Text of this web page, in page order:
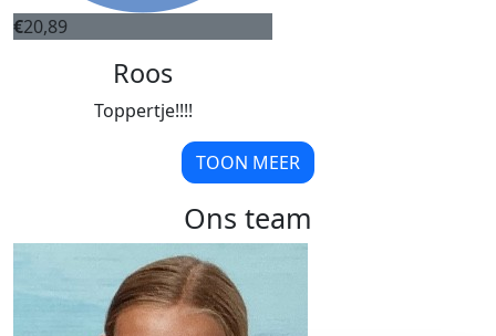
€20,89
Roos
Toppertje!!!!
TOON MEER
Ons team